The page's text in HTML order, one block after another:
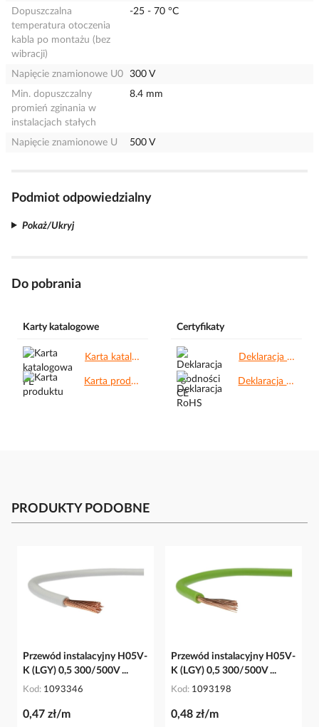
Dopuszczalna
temperatura otoczenia
kabla po montażu (bez
wibracji)
-25 - 70 °C
Napięcie znamionowe U0
300 V
Min. dopuszczalny
promień zginania w
instalacjach stałych
8.4 mm
Napięcie znamionowe U 500 V
Podmiot odpowiedzialny
Pokaż/Ukryj
Do pobrania
Karty katalogowe
Karta katalogowa PL.pdf
Karta produktu.pdf
Certyfikaty
Deklaracja zgodności CE.pdf
Deklaracja RoHS.pdf
PRODUKTY PODOBNE
Przewód instalacyjny H05V-
K (LGY) 0,5 300/500V ...
Kod 1093346
0,47 zł/m
Przewód instalacyjny H05V-
K (LGY) 0,5 300/500V ...
Kod 1093198
0,48 zł/m